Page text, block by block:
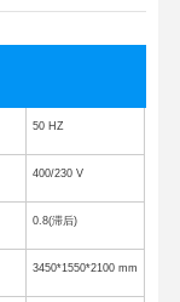
50 HZ
400/230 V
0.8(滞后)
3450*1550*2100 mm